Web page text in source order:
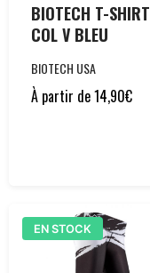
BIOTECH T-SHIRT
COL V BLEU
BIOTECH USA
À partir de14,90€
EN STOCK